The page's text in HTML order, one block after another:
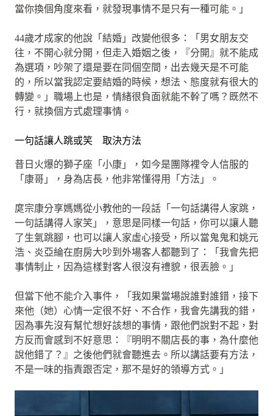
當你換個角度來看，就發現事情不是只有一種可能。」
44歲才成家的他說「結婚」改變他很多：「男女朋友交
往，不開心就分開，但走入婚姻之後，『分開』就不能成
為選項，吵架了還是要在同個空間，出去幾天是不可能
的，所以當我認定要結婚的時候，想法、態度就有很大的
轉變。」職場上也是，情緒很負面就能不幹了嗎？既然不
行，就換個方式處理事情。
一句話讓人跳或笑 取決方法
昔日火爆的獅子座「小康」，如今是團隊裡令人信服的
「康哥」，身為店長，他非常懂得用「方法」。
庹宗康分享媽媽從小教他的一段話「一句話講得人家跳，
一句話講得人家笑」，意思是同樣一句話，你可以讓人聽
了生氣跳腳，也可以讓人家虛心接受，所以當鬼鬼和姚元
浩、炎亞綸在廚房大吵到外場客人都聽到了：「我會先把
事情制止，因為這樣對客人很沒有禮貌，很丟臉。」
但當下他不能介入事件，「我如果當場說誰對誰錯，接下
來他（她）心情一定很不好、不合作，我會先講我的錯，
因為事先沒有幫忙想好該想的事情，跟他們說對不起，對
方反而會感到不好意思：『明明不關店長的事，為什麼他
說他錯了？』之後他們就會聽進去。所以講話要有方法，
不是一味的指責跟否定，那不是好的領導方式。」